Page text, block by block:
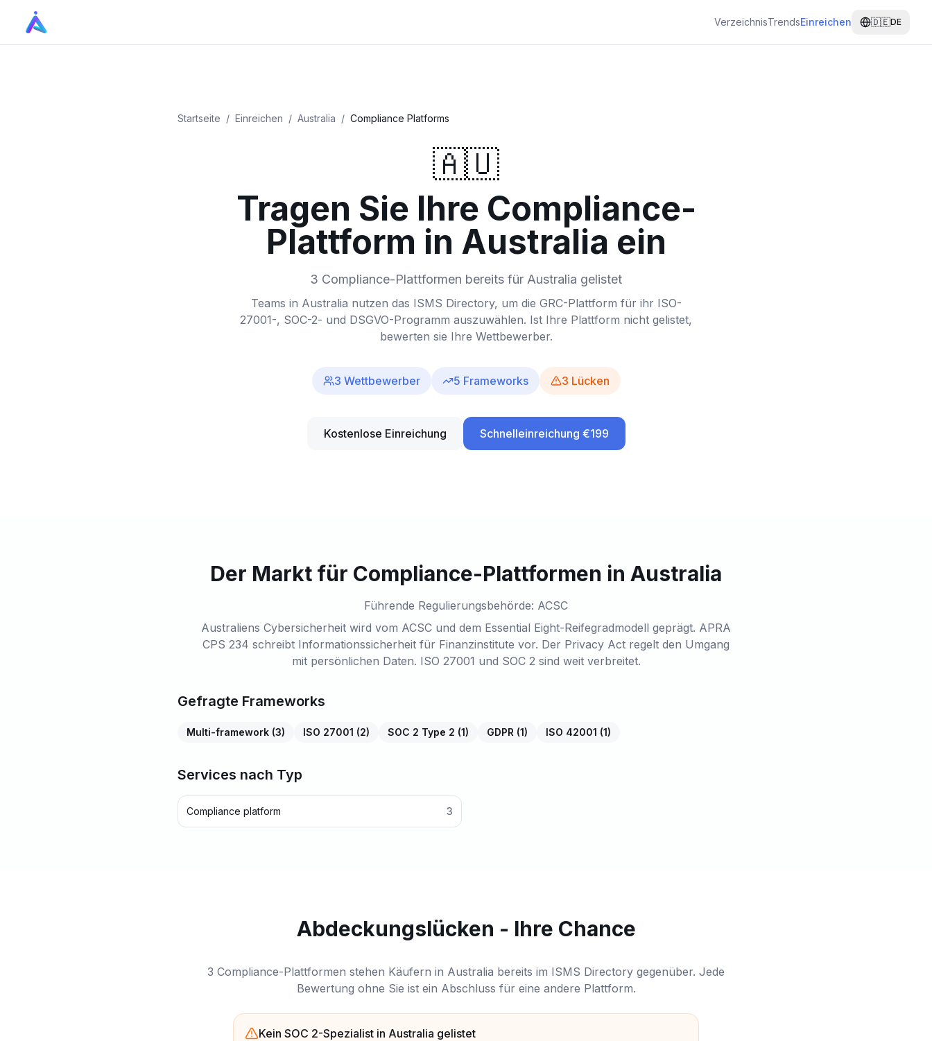
VerzeichnisTrendsEinreichen 🇩🇪DE
Startseite / Einreichen / Australia / Compliance Platforms
🇦🇺
Tragen Sie Ihre Compliance-
Plattform in Australia ein
3 Compliance-Plattformen bereits für Australia gelistet
Teams in Australia nutzen das ISMS Directory, um die GRC-Plattform für ihr ISO-
27001-, SOC-2- und DSGVO-Programm auszuwählen. Ist Ihre Plattform nicht gelistet,
bewerten sie Ihre Wettbewerber.
3 Wettbewerber 5 Frameworks 3 Lücken
Kostenlose Einreichung Schnelleinreichung €199
Der Markt für Compliance-Plattformen in Australia
Führende Regulierungsbehörde: ACSC
Australiens Cybersicherheit wird vom ACSC und dem Essential Eight-Reifegradmodell geprägt. APRA
CPS 234 schreibt Informationssicherheit für Finanzinstitute vor. Der Privacy Act regelt den Umgang
mit persönlichen Daten. ISO 27001 und SOC 2 sind weit verbreitet.
Gefragte Frameworks
Multi-framework (3) ISO 27001 (2) SOC 2 Type 2 (1) GDPR (1) ISO 42001 (1)
Services nach Typ
Compliance platform 3
Abdeckungslücken - Ihre Chance
3 Compliance-Plattformen stehen Käufern in Australia bereits im ISMS Directory gegenüber. Jede
Bewertung ohne Sie ist ein Abschluss für eine andere Plattform.
Kein SOC 2-Spezialist in Australia gelistet